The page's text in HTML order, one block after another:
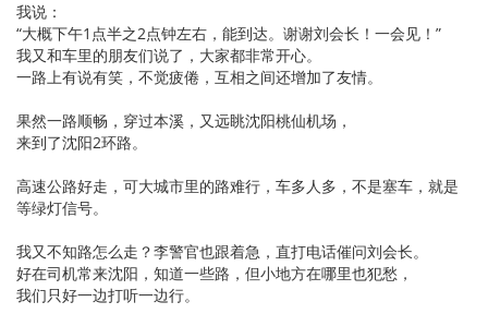
我说：
“大概下午1点半之2点钟左右，能到达。谢谢刘会长！一会见！”
我又和车里的朋友们说了，大家都非常开心。
一路上有说有笑，不觉疲倦，互相之间还增加了友情。
果然一路顺畅，穿过本溪，又远眺沈阳桃仙机场，
来到了沈阳2环路。
高速公路好走，可大城市里的路难行，车多人多，不是塞车，就是
等绿灯信号。
我又不知路怎么走？李警官也跟着急，直打电话催问刘会长。
好在司机常来沈阳，知道一些路，但小地方在哪里也犯愁，
我们只好一边打听一边行。